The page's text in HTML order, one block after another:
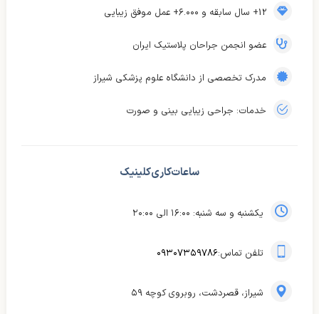
12+ سال سابقه و ۶.۰۰۰+ عمل موفق زیبایی
عضو انجمن جراحان پلاستیک ایران
مدرک تخصصی از دانشگاه علوم پزشکی شیراز
خدمات: جراحی زیبایی بینی و صورت
ساعات کاری کلینیک
یکشنبه و سه شنبه: ۱۶:۰۰ الی ۲۰:۰۰
تلفن تماس:۰۹۳۰۷۳۵۹۷۸۶
شیراز، قصردشت، روبروی کوچه ۵۹